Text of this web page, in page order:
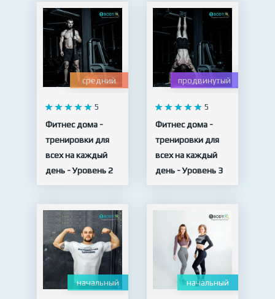
средний
5
Фитнес дома -
тренировки для
всех на каждый
день - Уровень 2
продвинутый
5
Фитнес дома -
тренировки для
всех на каждый
день - Уровень 3
начальный начальный